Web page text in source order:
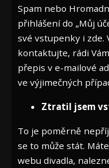
Spam nebo
přihlášení do „Můj
své vstupenky i zde.
kontaktujte, rádi
přepis v e-mailové
ve výjimečných
Ztratil jsem
To je poměrně
se to může stát.
webu divadla,